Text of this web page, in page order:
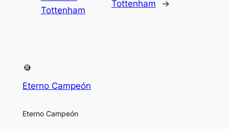
Tottenham
Tottenham →
Eterno Campeón
Eterno Campeón